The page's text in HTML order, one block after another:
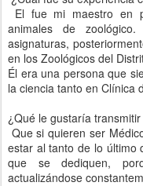
El fue mi maestro en
animales de
asignaturas,
en los Zoológicos del
Él era una persona que
la ciencia tanto en Clínica
¿Qué le gustaría
Que si quieren ser
estar al tanto de lo último
que se dediquen,
actualizándose